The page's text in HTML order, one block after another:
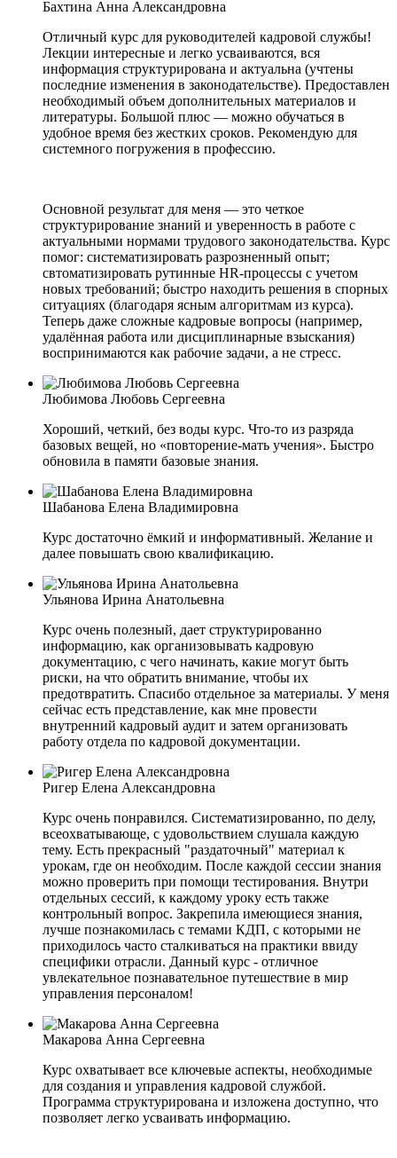
Бахтина Анна Александровна
Отличный курс для руководителей кадровой службы!
Лекции интересные и легко усваиваются, вся
информация структурирована и актуальна (учтены
последние изменения в законодательстве). Предоставлен
необходимый объем дополнительных материалов и
литературы. Большой плюс — можно обучаться в
удобное время без жестких сроков. Рекомендую для
системного погружения в профессию.
Основной результат для меня — это четкое
структурирование знаний и уверенность в работе с
актуальными нормами трудового законодательства. Курс
помог: систематизировать разрозненный опыт;
свтоматизировать рутинные HR-процессы с учетом
новых требований; быстро находить решения в спорных
ситуациях (благодаря ясным алгоритмам из курса).
Теперь даже сложные кадровые вопросы (например,
удалённая работа или дисциплинарные взыскания)
воспринимаются как рабочие задачи, а не стресс.
Любимова Любовь Сергеевна
Хороший, четкий, без воды курс. Что-то из разряда
базовых вещей, но «повторение-мать учения». Быстро
обновила в памяти базовые знания.
Шабанова Елена Владимировна
Курс достаточно ёмкий и информативный. Желание и
далее повышать свою квалификацию.
Ульянова Ирина Анатольевна
Курс очень полезный, дает структурированно
информацию, как организовывать кадровую
документацию, с чего начинать, какие могут быть
риски, на что обратить внимание, чтобы их
предотвратить. Спасибо отдельное за материалы. У меня
сейчас есть представление, как мне провести
внутренний кадровый аудит и затем организовать
работу отдела по кадровой документации.
Ригер Елена Александровна
Курс очень понравился. Систематизированно, по делу,
всеохватывающе, с удовольствием слушала каждую
тему. Есть прекрасный "раздаточный" материал к
урокам, где он необходим. После каждой сессии знания
можно проверить при помощи тестирования. Внутри
отдельных сессий, к каждому уроку есть также
контрольный вопрос. Закрепила имеющиеся знания,
лучше познакомилась с темами КДП, с которыми не
приходилось часто сталкиваться на практики ввиду
специфики отрасли. Данный курс - отличное
увлекательное познавательное путешествие в мир
управления персоналом!
Макарова Анна Сергеевна
Курс охватывает все ключевые аспекты, необходимые
для создания и управления кадровой службой.
Программа структурирована и изложена доступно, что
позволяет легко усваивать информацию.